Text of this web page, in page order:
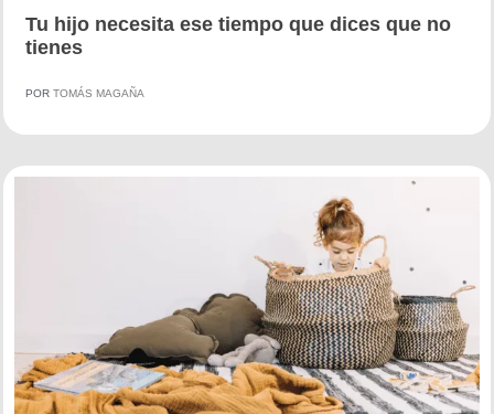
Tu hijo necesita ese tiempo que dices que no
tienes
POR TOMÁS MAGAÑA